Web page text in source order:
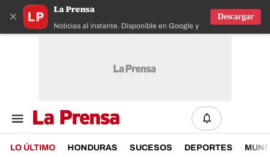
×
La Prensa
Noticias al instante. Disponible en Google y IOS
Descargar
LO ÚLTIMO HONDURAS SUCESOS DEPORTES